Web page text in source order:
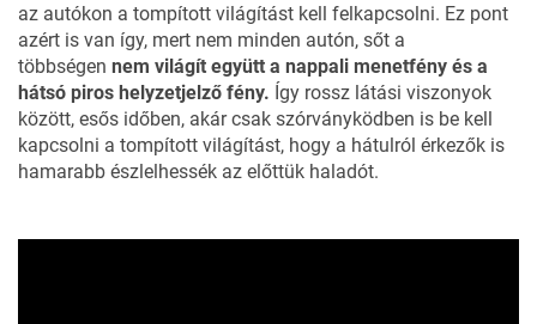
az autókon a tompított világítást kell felkapcsolni. Ez pont
azért is van így, mert nem minden autón, sőt a
többségen nem világít együtt a nappali menetfény és a
hátsó piros helyzetjelző fény. Így rossz látási viszonyok
között, esős időben, akár csak szórványködben is be kell
kapcsolni a tompított világítást, hogy a hátulról érkezők is
hamarabb észlelhessék az előttük haladót.